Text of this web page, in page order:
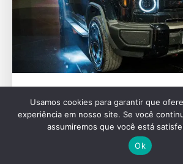
Nova marca iCAUR estreia no
Festival de Interlagos
Usamos cookies para garantir que
experiência em nosso site. Se você
assumiremos que você está
Ok